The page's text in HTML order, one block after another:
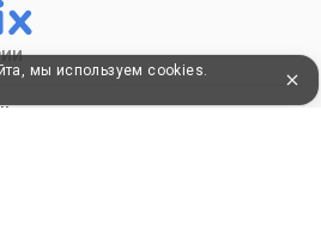
мы используем cookies.